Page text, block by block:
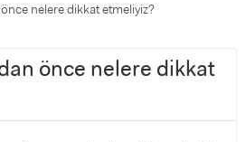
nelere dikkat etmeliyiz?
önce nelere dikkat